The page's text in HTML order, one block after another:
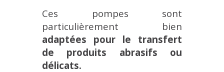
Ces pompes sont
particulièrement bien
adaptées pour le transfert
de produits abrasifs ou
délicats.